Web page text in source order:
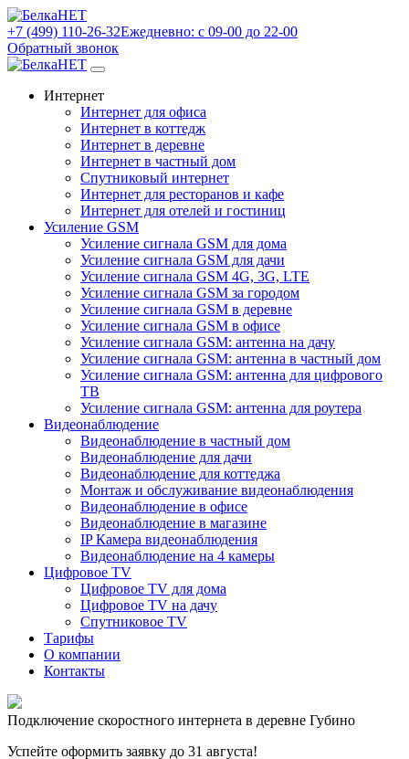
+7 (499) 110-26-32Ежедневно: с 09-00 до 22-00
Обратный звонок
Интернет
Интернет для офиса
Интернет в коттедж
Интернет в деревне
Интернет в частный дом
Спутниковый интернет
Интернет для ресторанов и кафе
Интернет для отелей и гостиниц
Усиление GSM
Усиление сигнала GSM для дома
Усиление сигнала GSM для дачи
Усиление сигнала GSM 4G, 3G, LTE
Усиление сигнала GSM за городом
Усиление сигнала GSM в деревне
Усиление сигнала GSM в офисе
Усиление сигнала GSM: антенна на дачу
Усиление сигнала GSM: антенна в частный дом
Усиление сигнала GSM: антенна для цифрового
ТВ
Усиление сигнала GSM: антенна для роутера
Видеонаблюдение
Видеонаблюдение в частный дом
Видеонаблюдение для дачи
Видеонаблюдение для коттеджа
Монтаж и обслуживание видеонаблюдения
Видеонаблюдение в офисе
Видеонаблюдение в магазине
IP Камера видеонаблюдения
Видеонаблюдение на 4 камеры
Цифровое TV
Цифровое TV для дома
Цифровое TV на дачу
Спутниковое TV
Тарифы
О компании
Контакты
Подключение скоростного интернета в деревне Губино
Успейте оформить заявку до 31 августа!